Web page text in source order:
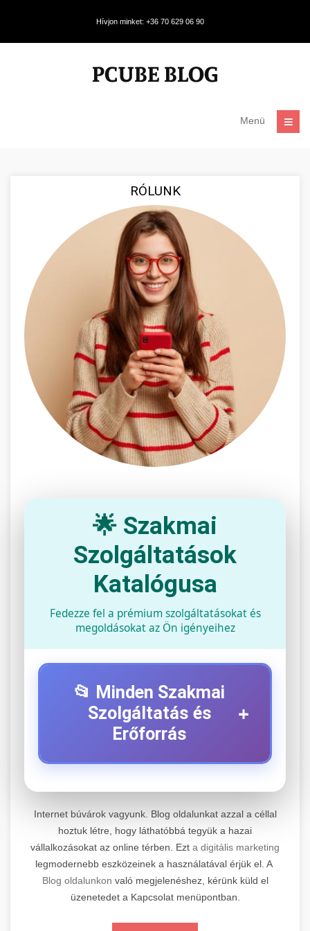
Hívjon minket: +36 70 629 06 90
Menü
RÓLUNK
🌟 Szakmai
Szolgáltatások
Katalógusa
Fedezze fel a prémium szolgáltatásokat és
megoldásokat az Ön igényeihez
📂 Minden Szakmai
Szolgáltatás és
Erőforrás
+
+
Professzionális elektromos roller javítási és
karbantartási szolgáltatások. Szakértő
technikusaink minőségi szervízt nyújtanak
minden jelentős márkához és modellhez.
Szervizközpont Látogatása
📊 2. Online Marketing
Ügynökség
+
Átfogó online marketing szolgáltatások,
beleértve a SEO-t, közösségi média kezelést és
Internet búvárok vagyunk. Blog oldalunkat azzal a céllal
hoztuk létre, hogy láthatóbbá tegyük a hazai
vállalkozásokat az online térben. Ezt a digitális marketing
legmodernebb eszközeinek a használatával érjük el. A
Blog oldalunkon való megjelenéshez, kérünk küld el
üzenetedet a Kapcsolat menüpontban.